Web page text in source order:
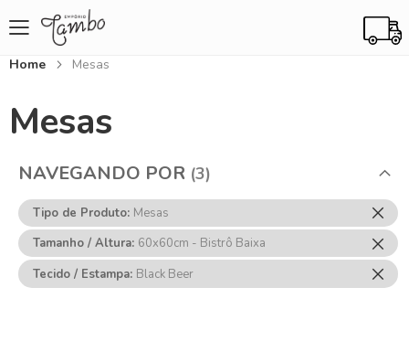
Home Mesas
Mesas
NAVEGANDO POR
Tipo de Produto Mesas
Esse
Item
Tamanho / Altura 60x60cm - Bistrô Baixa
Esse
Item
Tecido / Estampa Black Beer
Esse